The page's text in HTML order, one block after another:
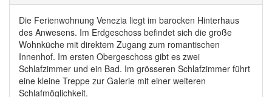
Die Ferienwohnung Venezia liegt im barocken Hinterhaus
des Anwesens. Im Erdgeschoss befindet sich die große
Wohnküche mit direktem Zugang zum romantischen
Innenhof. Im ersten Obergeschoss gibt es zwei
Schlafzimmer und ein Bad. Im grösseren Schlafzimmer führt
eine kleine Treppe zur Galerie mit einer weiteren
Schlafmöglichkeit.